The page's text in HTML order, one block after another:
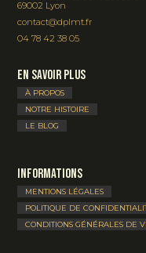
69002 Lyon
contact@dplmt.fr
04 78 42 38 05
En savoir plus
À PROPOS
NOTRE HISTOIRE
LE BLOG
Informations
MENTIONS LÉGALES
POLITIQUE DE
CONDITIONS GÉNÉRALES DE